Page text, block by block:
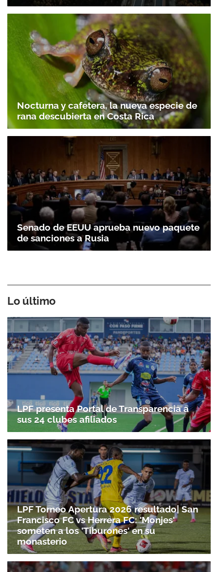
Nocturna y cafetera, la nueva especie de
rana descubierta en Costa Rica
Senado de EEUU aprueba nuevo paquete
de sanciones a Rusia
Lo último
LPF presenta Portal de Transparencia a
sus 24 clubes afiliados
LPF Torneo Apertura 2026 resultado| San
Francisco FC vs Herrera FC: 'Monjes'
someten a los 'Tiburones' en su
monasterio